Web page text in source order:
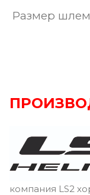
Размер
компания LS2